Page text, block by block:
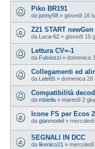
Piko BR191
da jonny58 » giovedì 16
Z21 START newGen
da Luca-62 » giovedì 15
Lettura CV=-1
da Fulviozzi » domenica
Collegamenti ed
da Lele65 » domenica 28
Compatibilità
da mbiella » martedì 2
Icone FS per Ecos 2
da gianmodel »
SEGNALI IN DCC
da likenico21 » mercoledì